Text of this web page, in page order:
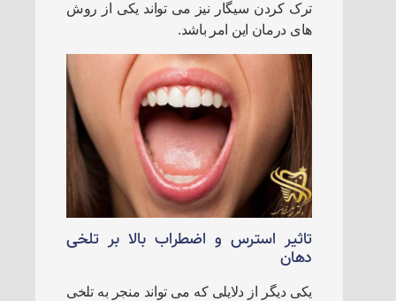
ترک کردن سیگار نیز می تواند یکی از روش
های درمان این امر باشد.
تاثیر استرس و اضطراب بالا بر تلخی
دهان
یکی دیگر از دلایلی که می تواند منجر به تلخی